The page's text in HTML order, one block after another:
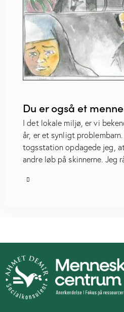
Du er også et
I det lokale miljø, er vi
år, er et synligt
togsstation opdagede jeg,
andre løb på skinnerne. Jeg